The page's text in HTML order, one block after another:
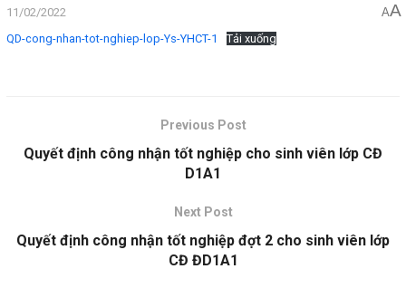
11/02/2022 AA
QD-cong-nhan-tot-nghiep-lop-Ys-YHCT-1 Tải xuống
Previous Post
Quyết định công nhận tốt nghiệp cho sinh viên lớp CĐ
D1A1
Next Post
Quyết định công nhận tốt nghiệp đợt 2 cho sinh viên lớp
CĐ ĐD1A1